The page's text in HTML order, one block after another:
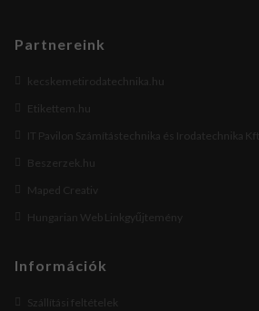
Partnereink
kecskemetirodatechnika.hu
Etikettem.hu
IT Pavilon Számítástechnika és Irodatechnika Kft.
Beszerzek.hu
Maped Creativ
Hungarian Web Linkgyűjtemény
Információk
Szállítási feltételek